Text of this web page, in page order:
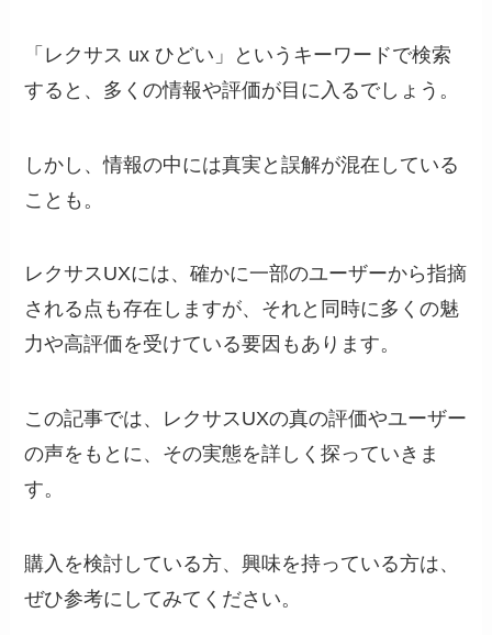
「レクサス ux ひどい」というキーワードで検索
すると、多くの情報や評価が目に入るでしょう。
しかし、情報の中には真実と誤解が混在している
ことも。
レクサスUXには、確かに一部のユーザーから指摘
される点も存在しますが、それと同時に多くの魅
力や高評価を受けている要因もあります。
この記事では、レクサスUXの真の評価やユーザー
の声をもとに、その実態を詳しく探っていきま
す。
購入を検討している方、興味を持っている方は、
ぜひ参考にしてみてください。